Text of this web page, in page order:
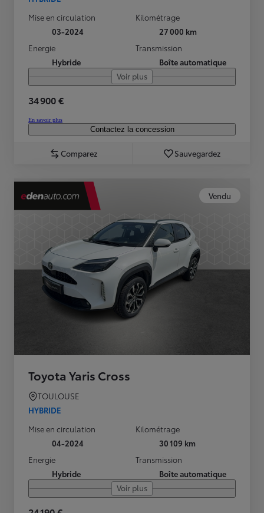
Mise en circulation
03-2024
Kilométrage
27 000 km
Energie
Hybride
Transmission
Boîte automatique
Voir plus
34 900 €
En savoir plus
Contactez la concession
Comparez Sauvegardez
Vendu
Toyota Yaris Cross
TOULOUSE
HYBRIDE
Mise en circulation
04-2024
Kilométrage
30 109 km
Energie
Hybride
Transmission
Boîte automatique
Voir plus